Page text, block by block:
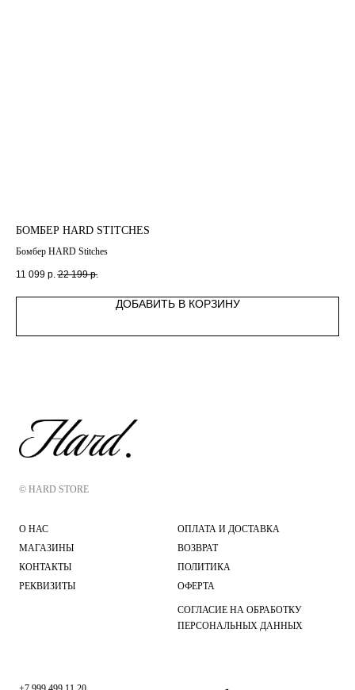
БОМБЕР HARD STITCHES
Бомбер HARD Stitches
11 099 р. 22 199 р.
ДОБАВИТЬ В КОРЗИНУ
© HARD STORE
О НАС
МАГАЗИНЫ
КОНТАКТЫ
РЕКВИЗИТЫ
ОПЛАТА И ДОСТАВКА
ВОЗВРАТ
ПОЛИТИКА
ОФЕРТА
СОГЛАСИЕ НА ОБРАБОТКУ
ПЕРСОНАЛЬНЫХ ДАННЫХ